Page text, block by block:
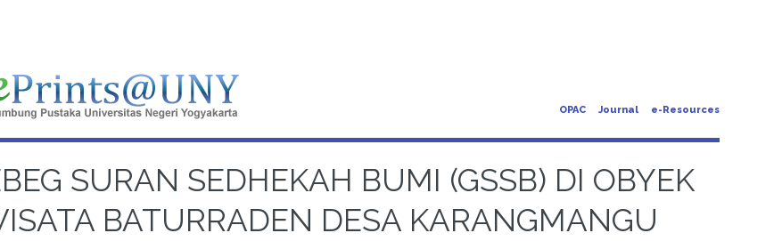
OPAC Journal e-Resources
SURAN SEDHEKAH BUMI (GSSB) DI OBYEK
BATURRADEN DESA KARANGMANGU